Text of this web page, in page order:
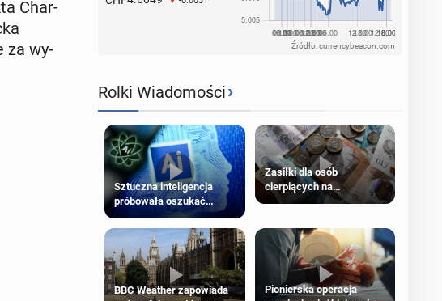
Char­
za wy­
Źródło: currencybeacon.com
Rolki Wiadomości›
Sztuczna inteligencja
próbowała oszukać
człowieka
Zasiłki dla osób
cierpiących na
schorzenia psychiczne
BBC Weather zapowiada
Pionierska operacja